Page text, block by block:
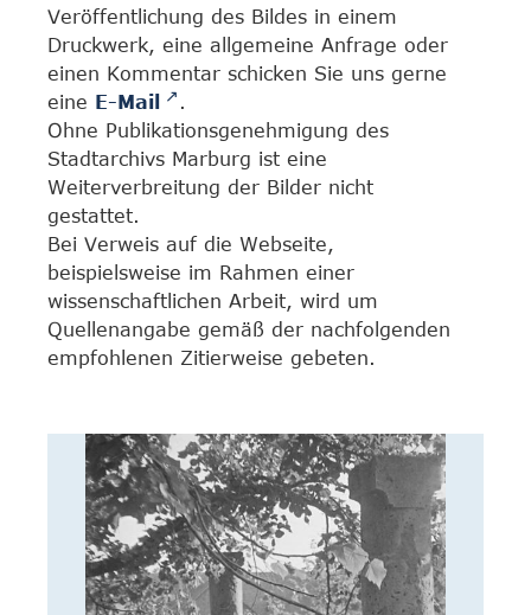
Veröffentlichung des Bildes in einem
Druckwerk, eine allgemeine Anfrage oder
einen Kommentar schicken Sie uns gerne
eine E-Mail
.
Ohne Publikationsgenehmigung des
Stadtarchivs Marburg ist eine
Weiterverbreitung der Bilder nicht
gestattet.
Bei Verweis auf die Webseite,
beispielsweise im Rahmen einer
wissenschaftlichen Arbeit, wird um
Quellenangabe gemäß der nachfolgenden
empfohlenen Zitierweise gebeten.